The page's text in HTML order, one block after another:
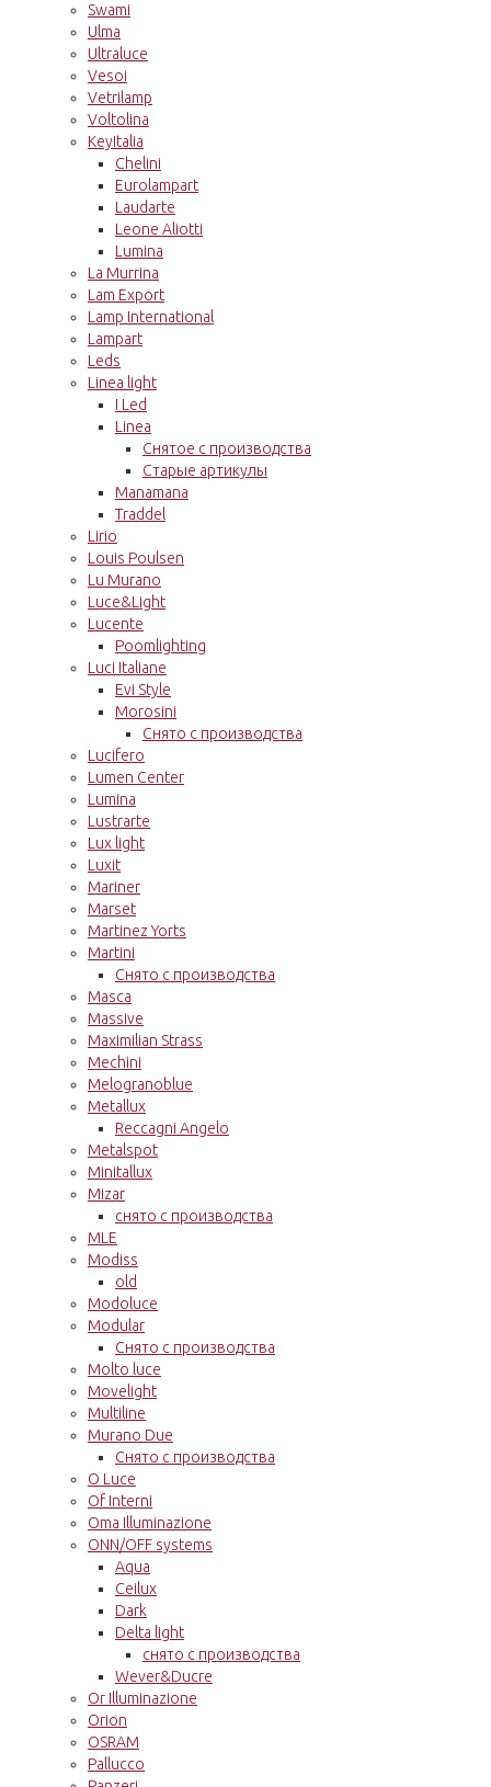
Swami
Ulma
Ultraluce
Vesoi
Vetrilamp
Voltolina
KeyItalia
Chelini
Eurolampart
Laudarte
Leone Aliotti
Lumina
La Murrina
Lam Export
Lamp International
Lampart
Leds
Linea light
I Led
Linea
Снятое с производства
Старые артикулы
Manamana
Traddel
Lirio
Louis Poulsen
Lu Murano
Luce&Light
Lucente
Poomlighting
Luci Italiane
Evi Style
Morosini
Снято с производства
Lucifero
Lumen Center
Lumina
Lustrarte
Lux light
Luxit
Mariner
Marset
Martinez Yorts
Martini
Снято с производства
Masca
Massive
Maximilian Strass
Mechini
Melogranoblue
Metallux
Reccagni Angelo
Metalspot
Minitallux
Mizar
снято с производства
MLE
Modiss
old
Modoluce
Modular
Снято с производства
Molto luce
Movelight
Multiline
Murano Due
Снято с производства
O Luce
Of Interni
Oma Illuminazione
ONN/OFF systems
Aqua
Ceilux
Dark
Delta light
снято с производства
Wever&Ducre
Or Illuminazione
Orion
OSRAM
Pallucco